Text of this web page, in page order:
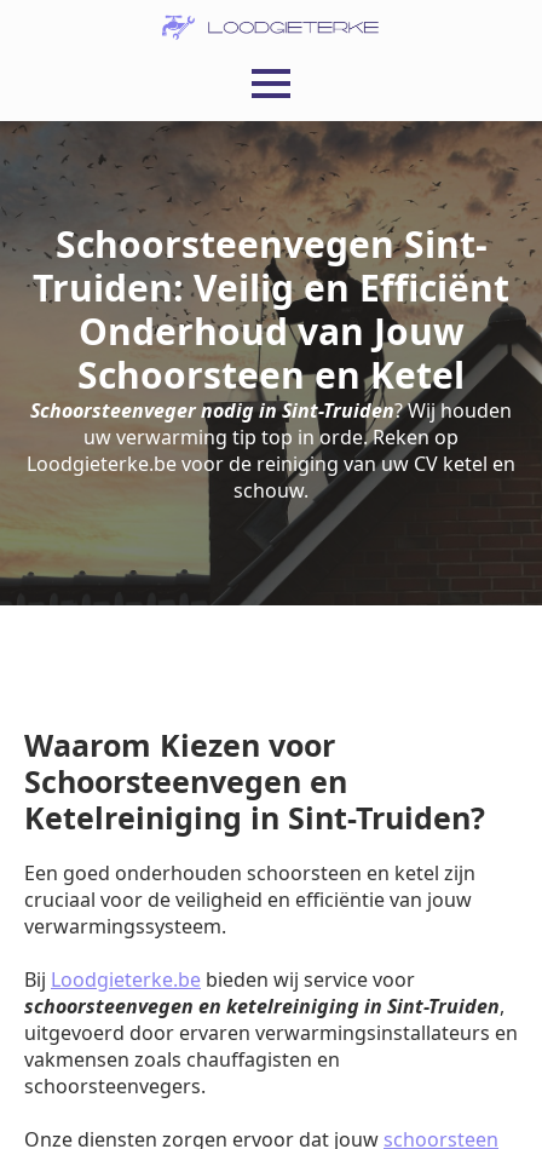
Schoorsteenvegen Sint-
Truiden: Veilig en Efficiënt
Onderhoud van Jouw
Schoorsteen en Ketel
Schoorsteenveger nodig in Sint-Truiden? Wij houden
uw verwarming tip top in orde. Reken op
Loodgieterke.be voor de reiniging van uw CV ketel en
schouw.
Waarom Kiezen voor
Schoorsteenvegen en
Ketelreiniging in Sint-Truiden?
Een goed onderhouden schoorsteen en ketel zijn
cruciaal voor de veiligheid en efficiëntie van jouw
verwarmingssysteem.
Bij Loodgieterke.be bieden wij service voor
schoorsteenvegen en ketelreiniging in Sint-Truiden,
uitgevoerd door ervaren verwarmingsinstallateurs en
vakmensen zoals chauffagisten en
schoorsteenvegers.
Onze diensten zorgen ervoor dat jouw schoorsteen